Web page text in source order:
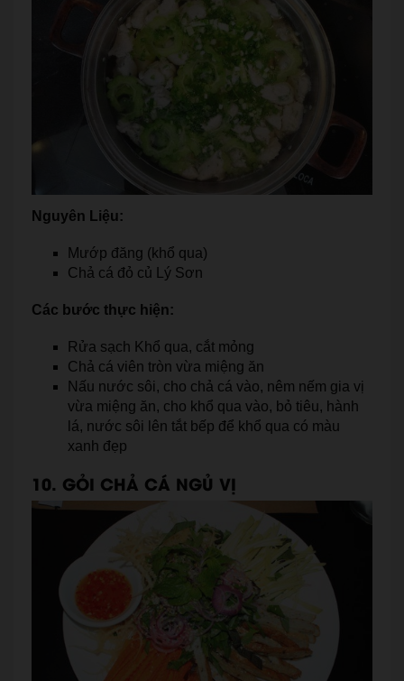
Nguyên Liệu:
Mướp đăng (khổ qua)
Chả cá đỏ củ Lý Sơn
Các bước thực hiện:
Rửa sạch Khổ qua, cắt mỏng
Chả cá viên tròn vừa miệng ăn
Nấu nước sôi, cho chả cá vào, nêm nếm gia vị
vừa miệng ăn, cho khổ qua vào, bỏ tiêu, hành
lá, nước sôi lên tắt bếp để khổ qua có màu
xanh đẹp
10. GỎI CHẢ CÁ NGỦ VỊ